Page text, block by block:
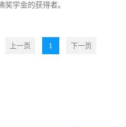
学金的获得者。
上一页 1 下一页